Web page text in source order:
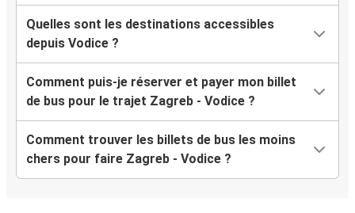
Quelles sont les destinations accessibles
depuis Vodice ?
Comment puis-je réserver et payer mon billet
de bus pour le trajet Zagreb - Vodice ?
Comment trouver les billets de bus les moins
chers pour faire Zagreb - Vodice ?